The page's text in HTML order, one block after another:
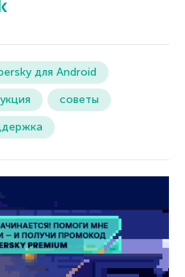
для Android
советы